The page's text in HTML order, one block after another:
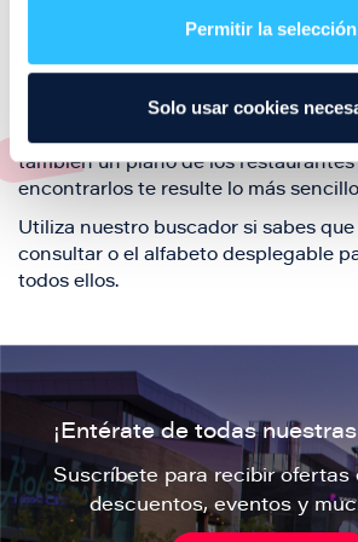
Permitir la selección
Solo usar cookies
también de nuestra oferta de ocio y
podrás encontrar toda la información
cada una de nuestras marcas. Sus
también un plano de los restaurantes
encontrarlos te resulte lo más
Utiliza nuestro buscador si sabes
consultar o el alfabeto desplegable
todos ellos.
¡Entérate de todas
Suscríbete para recibir ofertas
descuentos, eventos y